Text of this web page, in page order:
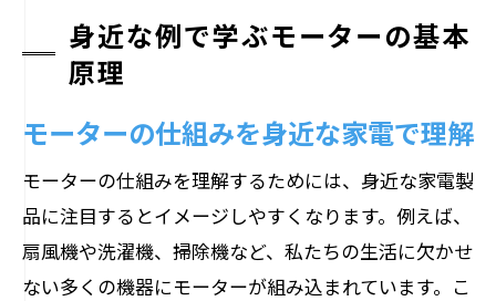
身近な例で学ぶモーターの基本
原理
モーターの仕組みを身近な家電で理解
モーターの仕組みを理解するためには、身近な家電製
品に注目するとイメージしやすくなります。例えば、
扇風機や洗濯機、掃除機など、私たちの生活に欠かせ
ない多くの機器にモーターが組み込まれています。こ